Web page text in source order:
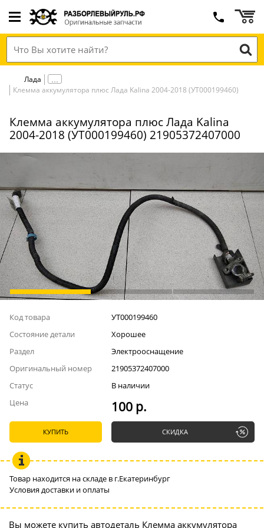
Лада
Клемма аккумулятора плюс Лада Kalina 2004-2018 (УТ000199460)
Клемма аккумулятора плюс Лада Kalina
2004-2018 (УТ000199460) 21905372407000
Код товара
УТ000199460
Состояние детали
Хорошее
Раздел
Электрооснащение
Оригинальный номер
21905372407000
Статус
В наличии
Цена
100 р.
КУПИТЬ СКИДКА
Товар находится на складе в г.Екатеринбург
Условия доставки и оплаты
Вы можете купить автодеталь Клемма аккумулятора